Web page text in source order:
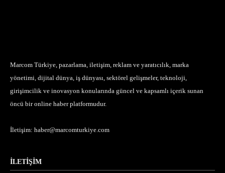
Marcom Türkiye, pazarlama, iletişim, reklam ve yaratıcılık, marka
yönetimi, dijital dünya, iş dünyası, sektörel gelişmeler, teknoloji,
girişimcilik ve inovasyon konularında güncel ve kapsamlı içerik sunan
öncü bir online haber platformudur.
İletişim: haber@marcomturkiye.com
İLETİŞİM